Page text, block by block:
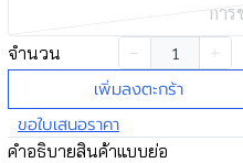
กา
จำนวน
เพิ่มลงตะกร้า
ขอใบเสนอราคา
คำอธิบายสินค้าแบบย่อ